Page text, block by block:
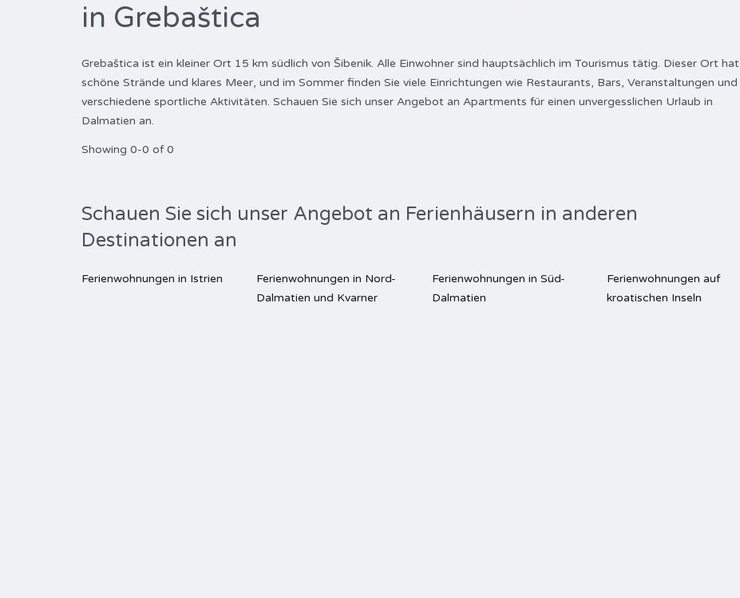
in Grebaštica
Grebaštica ist ein kleiner Ort 15 km südlich von Šibenik. Alle Einwohner sind hauptsächlich im Tourismus tätig. Dieser Ort hat
schöne Strände und klares Meer, und im Sommer finden Sie viele Einrichtungen wie Restaurants, Bars, Veranstaltungen und
verschiedene sportliche Aktivitäten. Schauen Sie sich unser Angebot an Apartments für einen unvergesslichen Urlaub in
Dalmatien an.
Showing 0-0 of 0
Schauen Sie sich unser Angebot an Ferienhäusern in anderen
Destinationen an
Ferienwohnungen in Istrien
Ferienwohnungen in Nord-
Dalmatien und Kvarner
Ferienwohnungen in Süd-
Dalmatien
Ferienwohnungen auf
kroatischen Inseln